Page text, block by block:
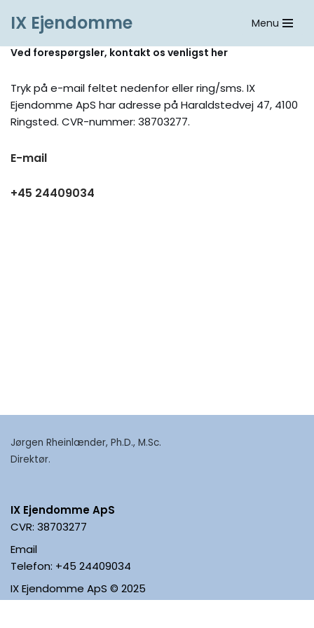
Spring
til
IX Ejendomme Menu
Ved forespørgsler, kontakt os venligst her
Tryk på e-mail feltet nedenfor eller ring/sms. IX
Ejendomme ApS har adresse på Haraldstedvej 47, 4100
Ringsted. CVR-nummer: 38703277.
E-mail
+45 24409034
Jørgen Rheinlænder, Ph.D., M.Sc.
Direktør.
IX Ejendomme ApS
CVR: 38703277
Email
Telefon: +45 24409034
IX Ejendomme ApS © 2025